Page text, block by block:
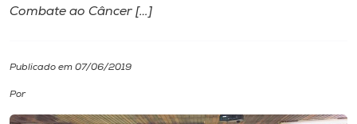
Combate ao Câncer […]
Publicado em 07/06/2019
Por